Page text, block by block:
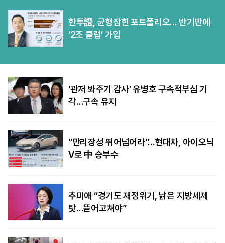
한투證, 균형잡힌 포트폴리오… 반기만에
‘2조 클럽’ 가입
‘관저 봐주기 감사’ 유병호 구속적부심 기
각…구속 유지
“만리장성 뛰어넘어라”…현대차, 아이오닉
V로 中 승부수
추미애 “경기도 재정위기, 낡은 지방세제
탓…뜯어고쳐야”